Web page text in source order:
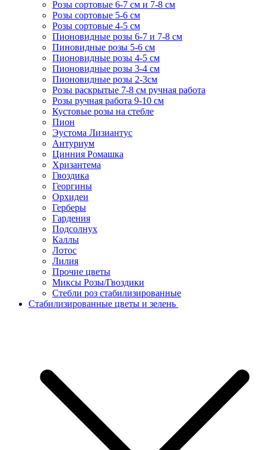
Розы сортовые 6-7 см и 7-8 см
Розы сортовые 5-6 см
Розы сортовые 4-5 см
Пионовидные розы 6-7 и 7-8 см
Пиновидные розы 5-6 см
Пионовидные розы 4-5 см
Пионовидные розы 3-4 см
Пионовидные розы 2-3см
Розы раскрытые 7-8 см ручная работа
Розы ручная работа 9-10 см
Кустовые розы на стебле
Пион
Эустома Лизиантус
Антуриум
Цинния Ромашка
Хризантема
Гвоздика
Георгины
Орхидеи
Герберы
Гардения
Подсолнух
Каллы
Лотос
Лилия
Прочие цветы
Миксы Розы/Гвоздики
Стебли роз стабилизированные
Стабилизированные цветы и зелень